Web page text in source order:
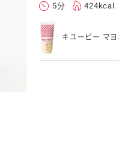
5分 424kcal
キユーピー マ